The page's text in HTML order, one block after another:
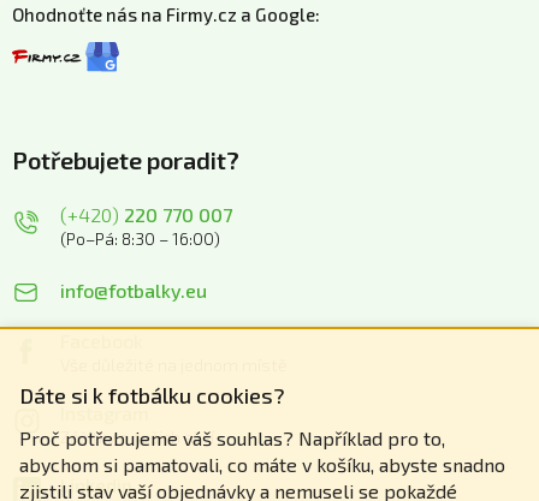
Dáte si k fotbálku cookies?
Proč potřebujeme váš souhlas? Například pro to,
abychom si pamatovali, co máte v košíku, abyste snadno
zjistili stav vaší objednávky a nemuseli se pokaždé
Ohodnoťte nás na Firmy.cz a Google:
Potřebujete poradit?
(+420) 220 770 007
(Po–Pá: 8:30 – 16:00)
info@fotbalky.eu
Zážitky z našich akcí
Linkedin